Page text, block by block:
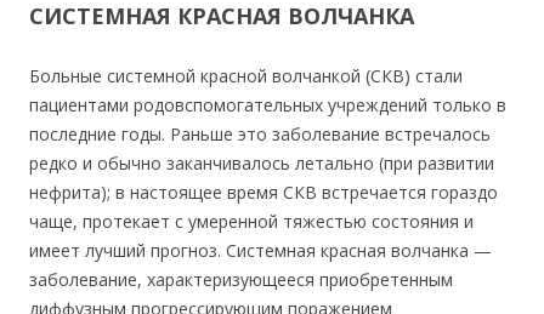
СИСТЕМНАЯ КРАСНАЯ ВОЛЧАНКА
Больные системной красной волчанкой (СКВ) стали
пациентами родовспомогательных учреждений только в
последние годы. Раньше это заболевание встречалось
редко и обычно заканчивалось летально (при развитии
нефрита); в настоящее время СКВ встречается гораздо
чаще, протекает с умеренной тяжестью состояния и
имеет лучший прогноз. Системная красная волчанка —
заболевание, характеризующееся приобретенным
диффузным прогрессирующим поражением